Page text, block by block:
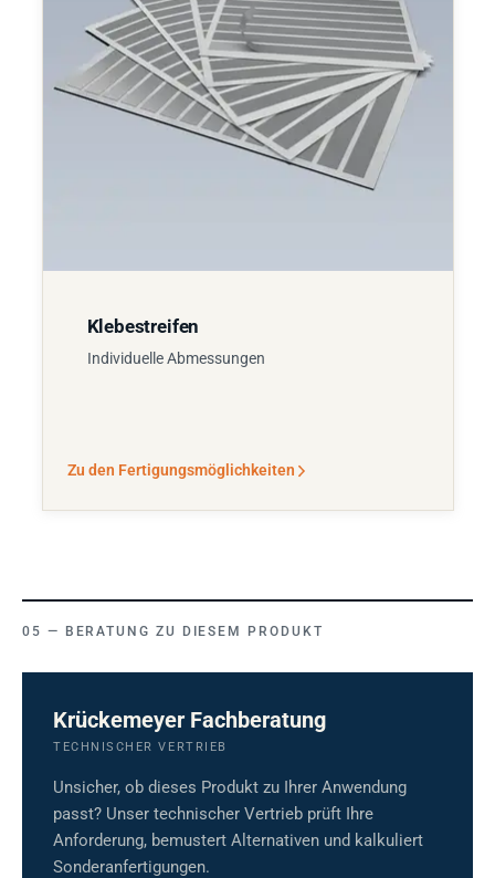
Klebestreifen
Individuelle Abmessungen
Zu den Fertigungsmöglichkeiten
BERATUNG ZU DIESEM PRODUKT
Krückemeyer Fachberatung
TECHNISCHER VERTRIEB
Unsicher, ob dieses Produkt zu Ihrer Anwendung
passt? Unser technischer Vertrieb prüft Ihre
Anforderung, bemustert Alternativen und kalkuliert
Sonderanfertigungen.